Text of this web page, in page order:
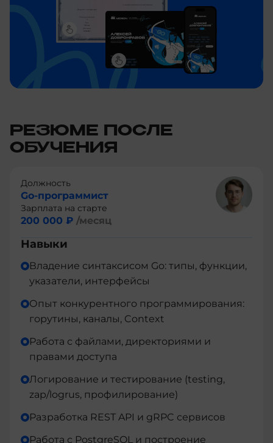
РЕЗЮМЕ ПОСЛЕ
ОБУЧЕНИЯ
Должность
Go-программист
Зарплата на старте
200 000 ₽ /месяц
Навыки
Владение синтаксисом Go: типы, функции,
указатели, интерфейсы
Опыт конкурентного программирования:
горутины, каналы, Context
Работа с файлами, директориями и
правами доступа
Логирование и тестирование (testing,
zap/logrus, профилирование)
Разработка REST API и gRPC сервисов
Работа с PostgreSQL и построение